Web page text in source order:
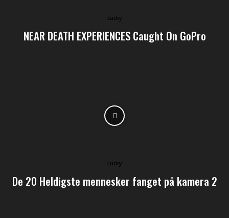
Lucky
NEAR DEATH EXPERIENCES Caught On GoPro
Lucky
De 20 Heldigste mennesker fanget på kamera 2